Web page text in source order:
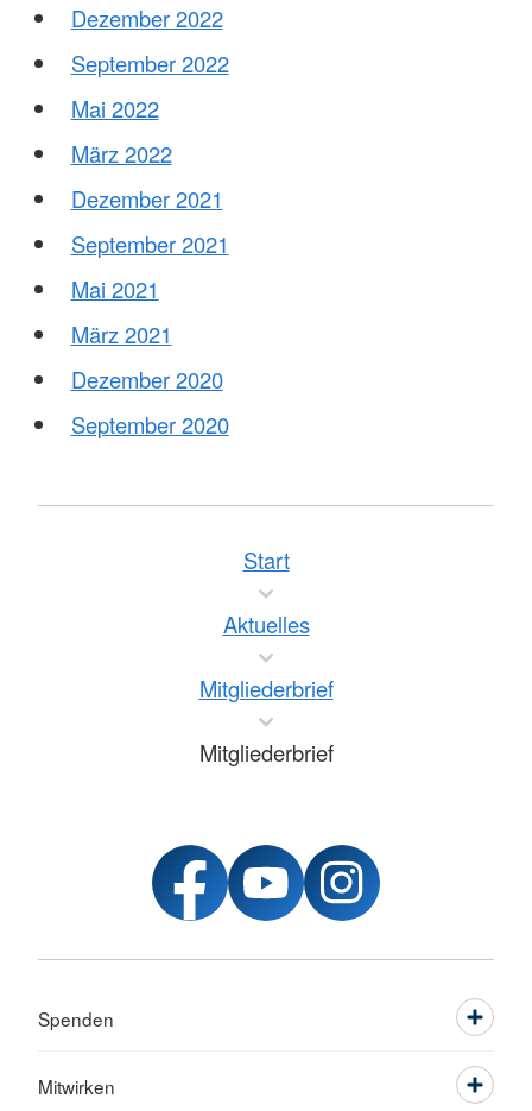
Dezember 2022
September 2022
Mai 2022
März 2022
Dezember 2021
September 2021
Mai 2021
März 2021
Dezember 2020
September 2020
Start
Aktuelles
Mitgliederbrief
Mitgliederbrief
Spenden
Mitwirken